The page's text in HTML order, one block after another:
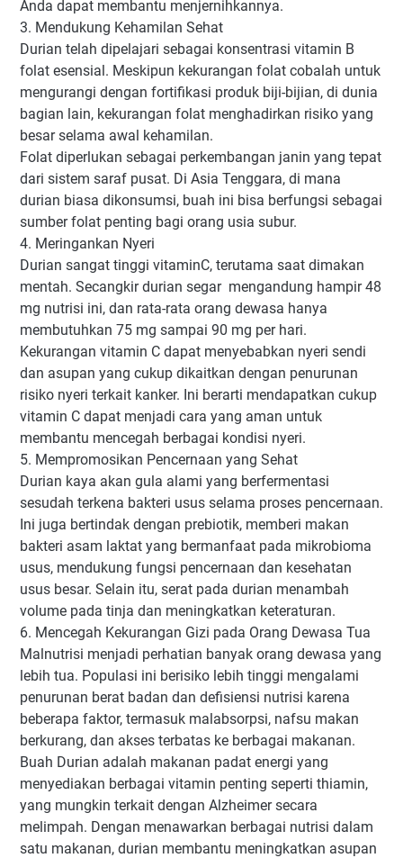
Anda dapat membantu menjernihkannya.
3. Mendukung Kehamilan Sehat
Durian telah dipelajari sebagai konsentrasi vitamin B
folat esensial. Meskipun kekurangan folat cobalah untuk
mengurangi dengan fortifikasi produk biji-bijian, di dunia
bagian lain, kekurangan folat menghadirkan risiko yang
besar selama awal kehamilan.
Folat diperlukan sebagai perkembangan janin yang tepat
dari sistem saraf pusat. Di Asia Tenggara, di mana
durian biasa dikonsumsi, buah ini bisa berfungsi sebagai
sumber folat penting bagi orang usia subur.
4. Meringankan Nyeri
Durian sangat tinggi vitaminC, terutama saat dimakan
mentah. Secangkir durian segar mengandung hampir 48
mg nutrisi ini, dan rata-rata orang dewasa hanya
membutuhkan 75 mg sampai 90 mg per hari.
Kekurangan vitamin C dapat menyebabkan nyeri sendi
dan asupan yang cukup dikaitkan dengan penurunan
risiko nyeri terkait kanker. Ini berarti mendapatkan cukup
vitamin C dapat menjadi cara yang aman untuk
membantu mencegah berbagai kondisi nyeri.
5. Mempromosikan Pencernaan yang Sehat
Durian kaya akan gula alami yang berfermentasi
sesudah terkena bakteri usus selama proses pencernaan.
Ini juga bertindak dengan prebiotik, memberi makan
bakteri asam laktat yang bermanfaat pada mikrobioma
usus, mendukung fungsi pencernaan dan kesehatan
usus besar. Selain itu, serat pada durian menambah
volume pada tinja dan meningkatkan keteraturan.
6. Mencegah Kekurangan Gizi pada Orang Dewasa Tua
Malnutrisi menjadi perhatian banyak orang dewasa yang
lebih tua. Populasi ini berisiko lebih tinggi mengalami
penurunan berat badan dan defisiensi nutrisi karena
beberapa faktor, termasuk malabsorpsi, nafsu makan
berkurang, dan akses terbatas ke berbagai makanan.
Buah Durian adalah makanan padat energi yang
menyediakan berbagai vitamin penting seperti thiamin,
yang mungkin terkait dengan Alzheimer secara
melimpah. Dengan menawarkan berbagai nutrisi dalam
satu makanan, durian membantu meningkatkan asupan